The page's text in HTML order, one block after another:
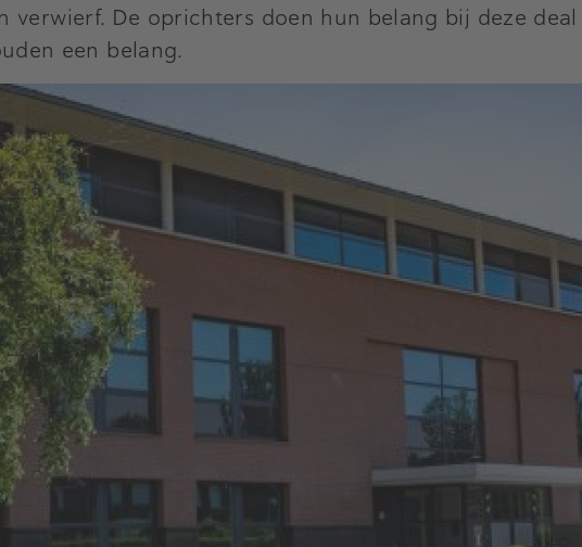
verwierf. De oprichters doen hun belang bij deze
een belang.